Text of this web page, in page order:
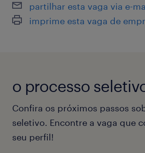
através do Mercado Livre
requisito para competir. Faça
regionais, através de um
Imagine você empreendendo
desafiadores, dinâmicos e
sendo responsável por:
partilhar esta vaga via e-
imprime esta vaga de
o processo
Confira os próximos passos
seletivo. Encontre a vaga que
seu perfil!